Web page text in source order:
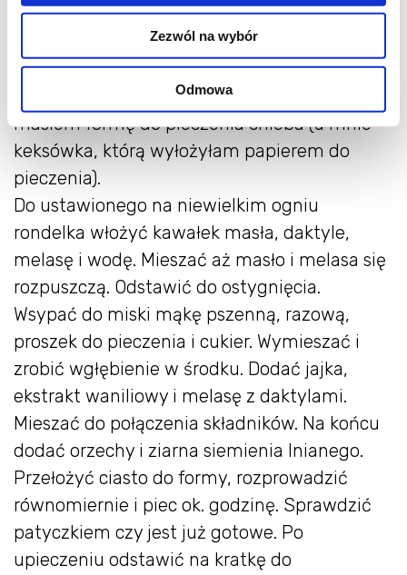
Zezwól na wybór
Odmowa
*30g ziaren siemienia lnianego
Przygotowanie:
Rozgrzać piekarnik do 170 st.C. Nasmarować
masłem formę do pieczenia chleba (u mnie
keksówka, którą wyłożyłam papierem do
pieczenia).
Do ustawionego na niewielkim ogniu
rondelka włożyć kawałek masła, daktyle,
melasę i wodę. Mieszać aż masło i melasa się
rozpuszczą. Odstawić do ostygnięcia.
Wsypać do miski mąkę pszenną, razową,
proszek do pieczenia i cukier. Wymieszać i
zrobić wgłębienie w środku. Dodać jajka,
ekstrakt waniliowy i melasę z daktylami.
Mieszać do połączenia składników. Na końcu
dodać orzechy i ziarna siemienia lnianego.
Przełożyć ciasto do formy, rozprowadzić
równomiernie i piec ok. godzinę. Sprawdzić
patyczkiem czy jest już gotowe. Po
upieczeniu odstawić na kratkę do